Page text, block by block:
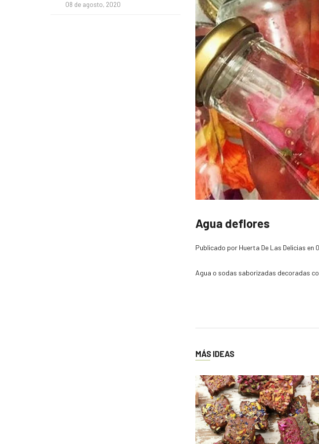
Agua deflores
Publicado por Huerta De Las Delicias en
Agua o sodas saborizadas decoradas
MÁS IDEAS
08 de agosto, 2020